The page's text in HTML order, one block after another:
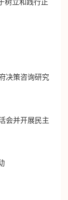
树立和践行正
决策咨询研究
会并开展民主